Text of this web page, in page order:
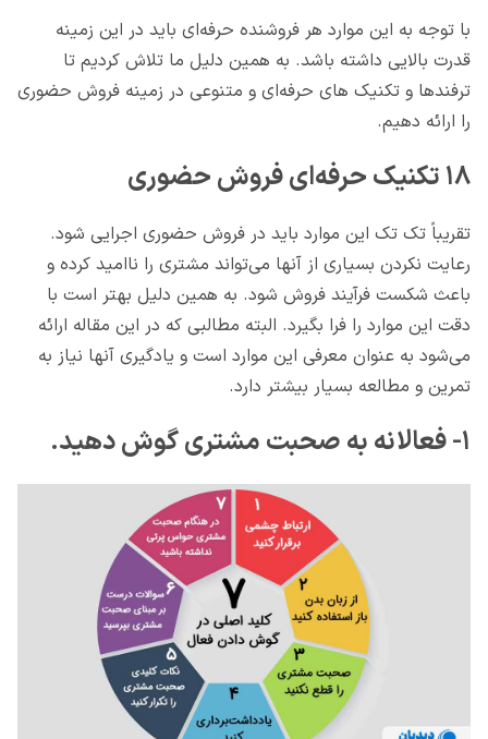
با توجه به این موارد هر فروشنده حرفه‌ای باید در این زمینه
قدرت بالایی داشته باشد. به همین دلیل ما تلاش کردیم تا
ترفندها و تکنیک های حرفه‌ای و متنوعی در زمینه فروش حضوری
را ارائه دهیم.
۱۸ تکنیک حرفه‌ای فروش حضوری
تقریباً تک تک این موارد باید در فروش حضوری اجرایی شود.
رعایت نکردن بسیاری از آنها می‌تواند مشتری را ناامید کرده و
باعث شکست فرآیند فروش شود. به همین دلیل بهتر است با
دقت این موارد را فرا بگیرد. البته مطالبی که در این مقاله ارائه
می‌شود به عنوان معرفی این موارد است و یادگیری آنها نیاز به
تمرین و مطالعه بسیار بیشتر دارد.
۱- فعالانه به صحبت مشتری گوش دهید.